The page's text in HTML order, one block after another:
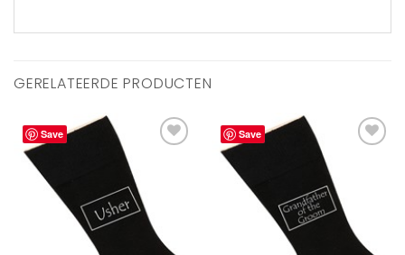
GERELATEERDE PRODUCTEN
Save
verlanglijst
toevoegen
Save
verlanglijst
toevoegen